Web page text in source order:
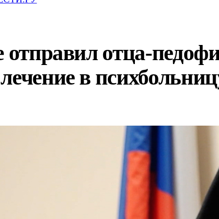
отправил отца-
в